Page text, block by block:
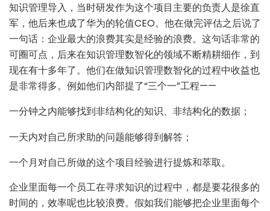
知识管理导入，当时研发作为这个项目主要的负责人是徐直
军，他后来也成了华为的轮值CEO。他在做完评估之后说了
一句话：企业最大的浪费其实是经验的浪费。这句话非常的
可圈可点，后来在知识管理数智化的领域不断精耕细作，到
现在有十多年了。他们在做知识管理数智化的过程中收益也
是非常得多。例如他们内部提了“三个一”工程——
一分钟之内能够找到非结构化的知识、非结构化的数据；
一天内对自己所求助的问题能够得到解答；
一个月对自己所做的这个项目经验进行提炼和萃取。
企业里面每一个员工在寻求知识的过程中，都是要花很多的
时间的，效率呢也比较浪费。假如我们能够把企业里面每个